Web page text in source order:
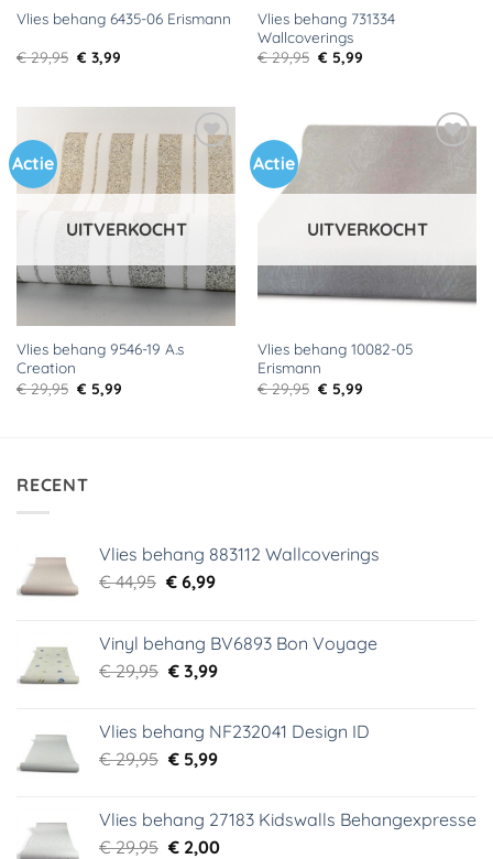
Vlies behang 6435-06 Erismann
€29,95 Oorspronkelijke
prijs
€ 3,99Huidige
Vlies behang 731334
Wallcoverings
€29,95 Oorspronkelijke
prijs
€ 5,99Huidige
Actie
Toevoegen
aan
verlanglijst
UITVERKOCHT
Vlies behang 9546-19 A.s
Creation
€29,95 Oorspronkelijke
prijs
€ 5,99Huidige
Actie
verlanglijst
UITVERKOCHT
Vlies behang 10082-05
Erismann
€29,95 Oorspronkelijke
prijs
€ 5,99Huidige
RECENT
Vlies behang 883112 Wallcoverings
€44,95 Oorspronkelijke
€ 44,95.
€6,99Huidige
€ 6,99.
Vinyl behang BV6893 Bon Voyage
€29,95 Oorspronkelijke
€ 29,95.
€3,99Huidige
€ 3,99.
Vlies behang NF232041 Design ID
€29,95 Oorspronkelijke
€ 29,95.
€5,99Huidige
€ 5,99.
Vlies behang 27183 Kidswalls Behangexpresse
€29,95 Oorspronkelijke
€2,00Huidige